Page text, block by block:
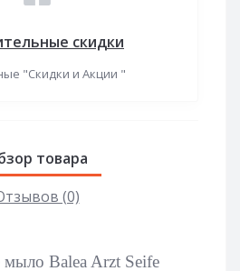
скидки
"Скидки и Акции "
товара
(0)
мыло Balea Arzt Seife